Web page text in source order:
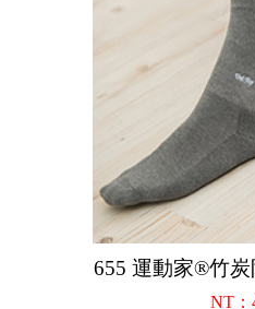
655 運動家®竹
NT：